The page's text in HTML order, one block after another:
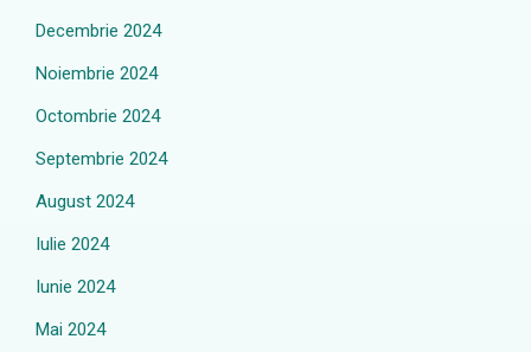
Decembrie 2024
Noiembrie 2024
Octombrie 2024
Septembrie 2024
August 2024
Iulie 2024
Iunie 2024
Mai 2024